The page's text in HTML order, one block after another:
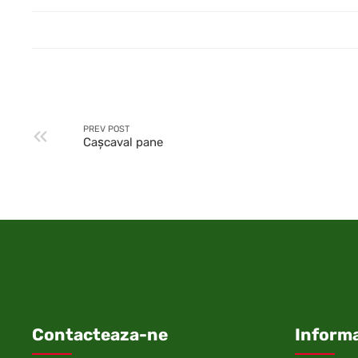
PREV POST
Caşcaval pane
Contacteaza-ne